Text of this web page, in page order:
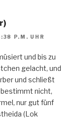
P.M. UHR
und bis zu
gelacht, und
und schließt
nicht,
nur gut fünf
(Lok